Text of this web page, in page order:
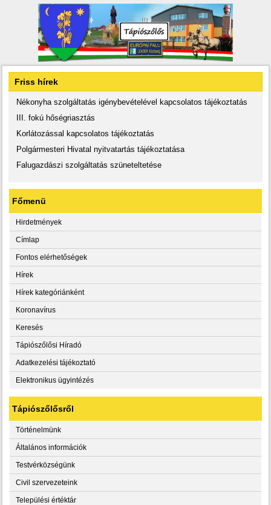
Friss hírek
Nékonyha szolgáltatás igénybevételével kapcsolatos tájékoztatás
III. fokú hőségriasztás
Korlátozással kapcsolatos tájékoztatás
Polgármesteri Hivatal nyitvatartás tájékoztatása
Falugazdászi szolgáltatás szüneteltetése
Főmenü
Hirdetmények
Címlap
Fontos elérhetőségek
Hírek
Hírek kategóriánként
Koronavírus
Keresés
Tápiószőlősi Híradó
Adatkezelési tájékoztató
Elektronikus ügyintézés
Tápiószőlősről
Történelmünk
Általános információk
Testvérközségünk
Civil szervezeteink
Települési értéktár